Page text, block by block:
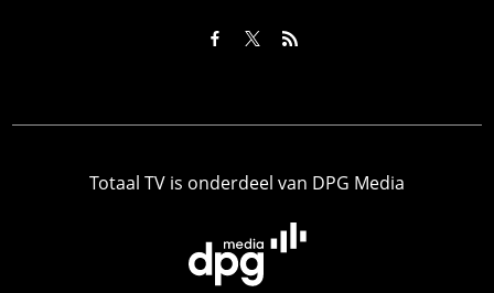
Totaal TV is onderdeel van DPG Media